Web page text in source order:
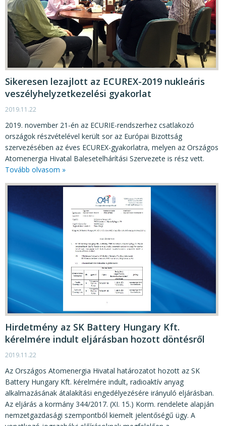
Sikeresen lezajlott az ECUREX-2019 nukleáris
veszélyhelyzetkezelési gyakorlat
2019.11.22
2019. november 21-én az ECURIE-rendszerhez csatlakozó
országok részvételével került sor az Európai Bizottság
szervezésében az éves ECUREX-gyakorlatra, melyen az Országos
Atomenergia Hivatal Balesetelhárítási Szervezete is rész vett.
Tovább olvasom »
Hirdetmény az SK Battery Hungary Kft.
kérelmére indult eljárásban hozott döntésről
2019.11.22
Az Országos Atomenergia Hivatal határozatot hozott az SK
Battery Hungary Kft. kérelmére indult, radioaktív anyag
alkalmazásának átalakítási engedélyezésére irányuló eljárásban.
Az eljárás a kormány 344/2017. (XI. 15.) Korm. rendelete alapján
nemzetgazdasági szempontból kiemelt jelentőségű ügy. A